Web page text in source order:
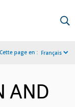
Cette page en : Français
AND